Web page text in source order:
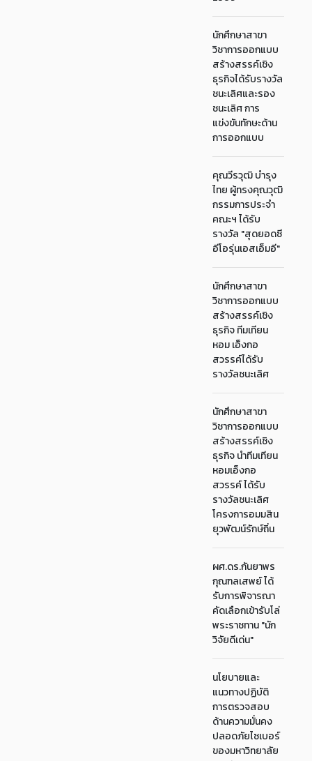
นักศึกษาสาขา
วิชาการออกแบบ
สร้างสรรค์เชิง
ธุรกิจได้รับรางวัล
ชนะเลิศและรอง
ชนะเลิศ การ
แข่งขันทักษะด้าน
การออกแบบ
คุณวีรวุฒิ บำรุง
ไทย ผู้ทรงคุณวุฒิ
กรรมการประจำ
คณะฯ ได้รับ
รางวัล "สุดยอดซี
อีโอรุ่นเอสเอ็มอี"
นักศึกษาสาขา
วิชาการออกแบบ
สร้างสรรค์เชิง
ธุรกิจ ทีมเทียน
หอม เอ็งกอ
สวรรค์ได้รับ
รางวัลชนะเลิศ
นักศึกษาสาขา
วิชาการออกแบบ
สร้างสรรค์เชิง
ธุรกิจ นำทีมเทียน
หอมเอ็งกอ
สวรรค์ ได้รับ
รางวัลชนะเลิศ
โครงการอมมสิน
ยุวพัฒน์รักษ์ถิ่น
ผศ.ดร.กันยาพร
กุณฑลเสพย์ ได้
รับการพิจารณา
คัดเลือกเข้ารับโล่
พระราชทาน "นัก
วิจัยดีเด่น"
นโยบายและ
แนวทางปฏิบัติ
การตรวจสอบ
ด้านความมั่นคง
ปลอดภัยไซเบอร์
ของมหาวิทยาลัย